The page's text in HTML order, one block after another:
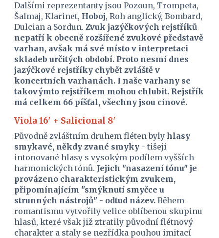
Dalšími reprezentanty jsou Pozoun, Trompeta,
Šalmaj, Klarinet, Hoboj, Roh anglický, Bombard,
Dulcian a Sordun. Zvuk jazýčkových rejstříků
nepatří k obecně rozšířené zvukové představě
varhan, avšak má své místo v interpretaci
skladeb určitých období. Proto nesmí dnes
jazýčkové rejstříky chybět zvláště v
koncertních varhanách. I naše varhany se
takovýmto rejstříkem mohou chlubit. Rejstřík
má celkem 66 píšťal, všechny jsou cínové.
Viola 16' + Salicional 8'
Původně zvláštním druhem fléten byly hlasy
smykavé, někdy zvané smyky - tišeji
intonované hlasy s vysokým podílem vyšších
harmonických tónů. Jejich "nasazení tónu" je
provázeno charakteristickým zvukem,
připomínajícím "smýknutí smyčce u
strunných nástrojů" - odtud název. Během
romantismu vytvořily velice oblíbenou skupinu
hlasů, které však již ztratily původní flétnový
charakter a staly se nezřídka pouhou imitací